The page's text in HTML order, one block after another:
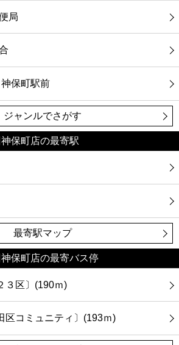
局
保町駅前
ジャンルでさがす
保町店の最寄駅
最寄駅マップ
保町店の最寄バス停
３区〕(190ｍ)
区コミュニティ〕(193ｍ)